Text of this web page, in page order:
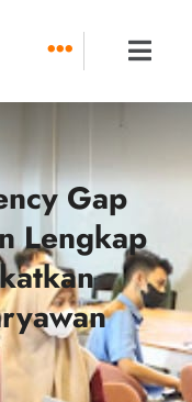
Gap
Lengkap